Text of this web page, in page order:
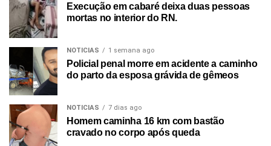
Execução em cabaré deixa duas pessoas
mortas no interior do RN.
NOTICIAS 1 semana ago
Policial penal morre em acidente a caminho
do parto da esposa grávida de gêmeos
NOTICIAS 7 dias ago
Homem caminha 16 km com bastão
cravado no corpo após queda